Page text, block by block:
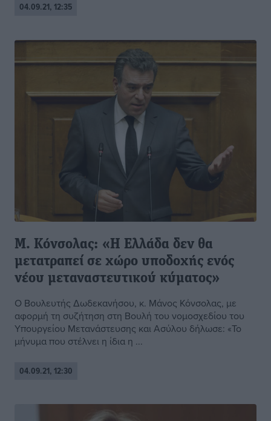
04.09.21, 12:35
Μ. Κόνσολας: «Η Ελλάδα δεν θα
μετατραπεί σε χώρο υποδοχής ενός
νέου μεταναστευτικού κύματος»
Ο Βουλευτής Δωδεκανήσου, κ. Μάνος Κόνσολας, με
αφορμή τη συζήτηση στη Βουλή του νομοσχεδίου του
Υπουργείου Μετανάστευσης και Ασύλου δήλωσε: «Το
μήνυμα που στέλνει η ίδια η ...
04.09.21, 12:30